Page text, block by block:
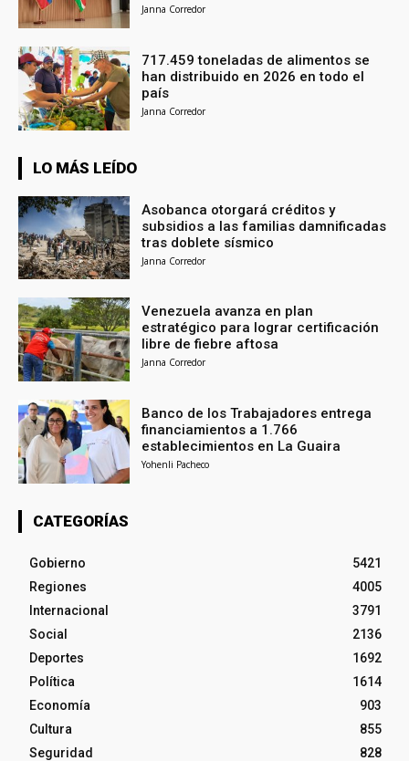
Janna Corredor
717.459 toneladas de alimentos se
han distribuido en 2026 en todo el
país
Janna Corredor
LO MÁS LEÍDO
Asobanca otorgará créditos y
subsidios a las familias damnificadas
tras doblete sísmico
Janna Corredor
Venezuela avanza en plan
estratégico para lograr certificación
libre de fiebre aftosa
Janna Corredor
Banco de los Trabajadores entrega
financiamientos a 1.766
establecimientos en La Guaira
Yohenli Pacheco
CATEGORÍAS
Gobierno
5421
Regiones
4005
Internacional
3791
Social
2136
Deportes
1692
Política
1614
Economía
903
Cultura
855
Seguridad
828